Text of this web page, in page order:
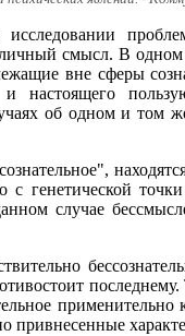
смысл. В
вне сферы
об одном и
с генетической
случае
привнесенные